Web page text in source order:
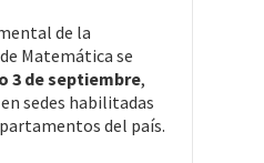
de la
Matemática se
3 de septiembre,
sedes habilitadas
del país.